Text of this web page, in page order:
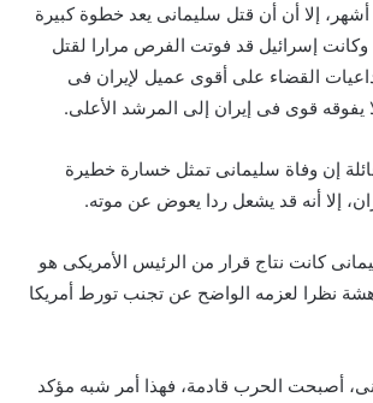
إلا أن أن قتل سليمانى يعد خطوة كبيرة
إسرائيل قد فوتت الفرص مرارا لقتل
القضاء على أقوى عميل لإيران فى
قوى فى إيران إلى المرشد الأعلى.
إن وفاة سليمانى تمثل خسارة خطيرة
إلا أنه قد يشعل ردا يعوض عن موته.
كانت نتاج قرار من الرئيس الأمريكى هو
نظرا لعزمه الواضح عن تجنب تورط أمريكا
أصبحت الحرب قادمة، فهذا أمر شبه مؤكد